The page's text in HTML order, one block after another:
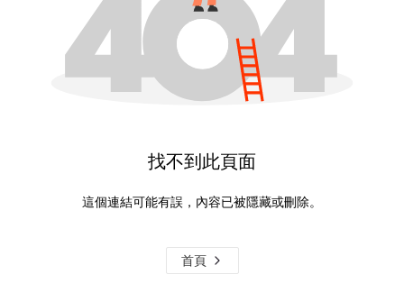
找不到此頁面
這個連結可能有誤，內容已被隱藏或刪除。
首頁